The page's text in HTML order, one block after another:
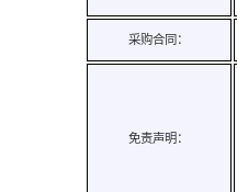
采购合同：
免责声明：